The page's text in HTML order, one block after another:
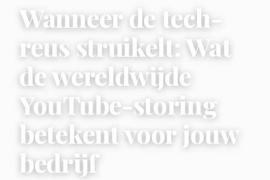
Wanneer de tech-
reus struikelt: Wat
de wereldwijde
YouTube-storing
betekent voor jouw
bedrijf